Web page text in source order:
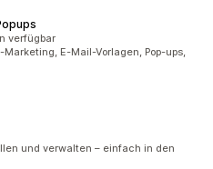
verfügbar
E-Mail-Vorlagen, Pop-ups,
und verwalten – einfach in den